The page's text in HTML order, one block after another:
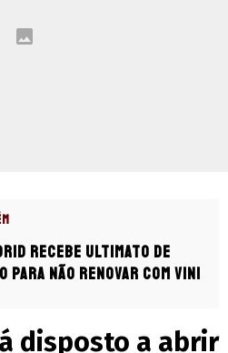
recebe ultimato de
para não renovar com Vini
disposto a abrir